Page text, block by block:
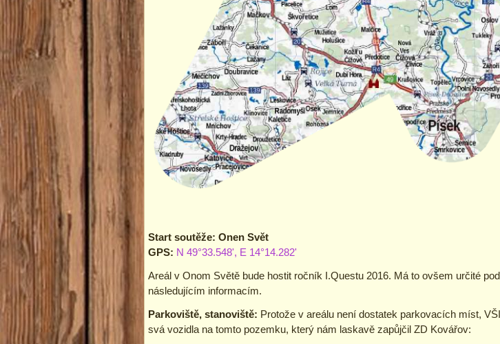
Start soutěže: Onen Svět
GPS: N 49°33.548', E 14°14.282'
Areál v Onom Světě bude hostit ročník I.Questu 2016. Má to ovšem určité
následujícím informacím.
Parkoviště, stanoviště: Protože v areálu není dostatek parkovacích míst,
svá vozidla na tomto pozemku, který nám laskavě zapůjčil ZD Kovářov: